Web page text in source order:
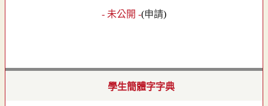
- 未公開 -(申請)
學生簡體字字典